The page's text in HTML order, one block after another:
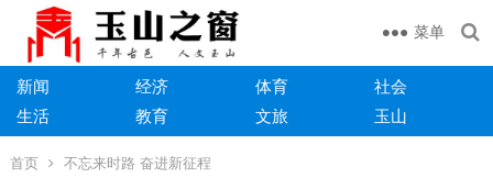
菜单
新闻 经济 体育
社会
生活
教育 文旅 玉山
首页 不忘来时路 奋进新征程